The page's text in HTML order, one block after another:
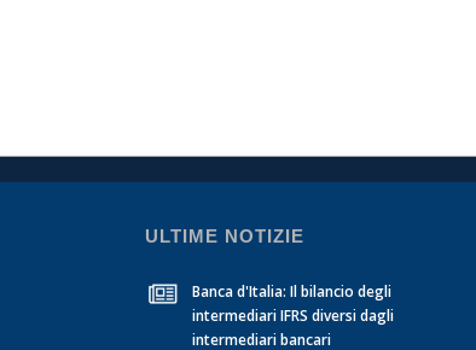
ULTIME NOTIZIE
Banca d'Italia: Il bilancio degli
intermediari IFRS diversi dagli
intermediari bancari